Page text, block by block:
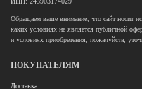
Обращаем ваше внимание, что сайт носит
каких условиях не является публичной
и условиях приобретения, пожалуйста,
ПОКУПАТЕЛЯМ
Доставка